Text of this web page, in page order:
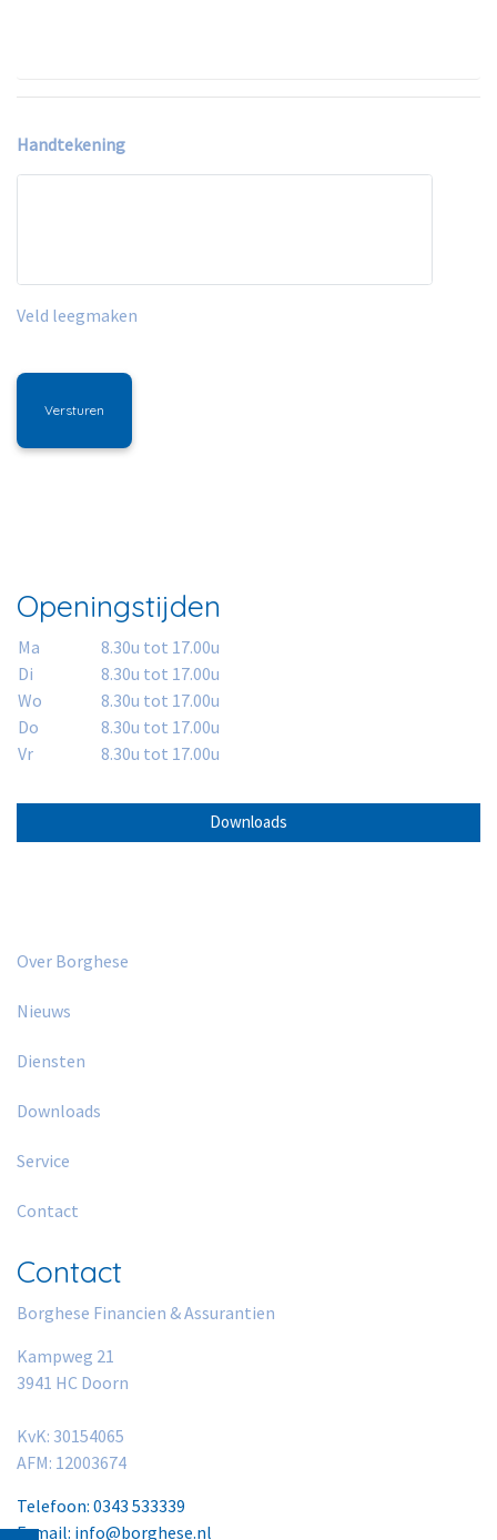
Handtekening
Veld leegmaken
Openingstijden
Ma
Di
Wo
Do
Vr
8.30u tot 17.00u
8.30u tot 17.00u
8.30u tot 17.00u
8.30u tot 17.00u
8.30u tot 17.00u
Downloads
Over Borghese
Nieuws
Diensten
Downloads
Service
Contact
Contact
Borghese Financien & Assurantien
Kampweg 21
3941 HC Doorn
KvK: 30154065
AFM: 12003674
Telefoon: 0343 533339
E-mail: info@borghese.nl